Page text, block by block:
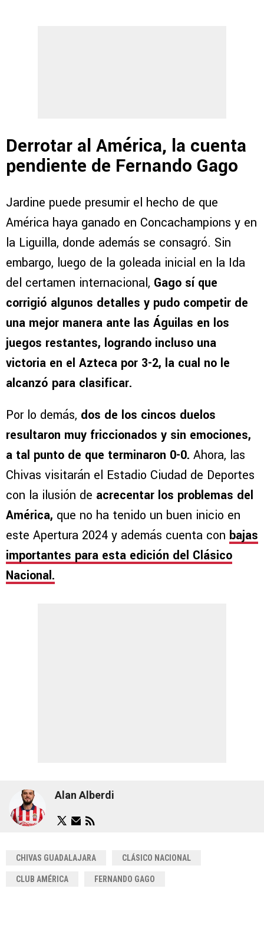
Derrotar al América, la cuenta
pendiente de Fernando Gago
Jardine puede presumir el hecho de que
América haya ganado en Concachampions y en
la Liguilla, donde además se consagró. Sin
embargo, luego de la goleada inicial en la Ida
del certamen internacional, Gago sí que
corrigió algunos detalles y pudo competir de
una mejor manera ante las Águilas en los
juegos restantes, logrando incluso una
victoria en el Azteca por 3-2, la cual no le
alcanzó para clasificar.
Por lo demás, dos de los cincos duelos
resultaron muy friccionados y sin emociones,
a tal punto de que terminaron 0-0. Ahora, las
Chivas visitarán el Estadio Ciudad de Deportes
con la ilusión de acrecentar los problemas del
América, que no ha tenido un buen inicio en
este Apertura 2024 y además cuenta con bajas
importantes para esta edición del Clásico
Nacional.
Alan Alberdi
CHIVAS GUADALAJARA CLÁSICO NACIONAL
CLUB AMÉRICA FERNANDO GAGO